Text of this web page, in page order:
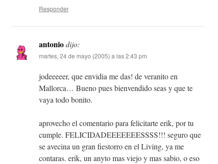
Responder
antoniodijo:
martes, 24 de mayo (2005) a las 2:43 pm
jodeeeeer, que envidia me das! de veranito en
Mallorca… Bueno pues bienvendido seas y que te
vaya todo bonito.
aprovecho el comentario para felicitarte erik, por tu
cumple. FELICIDADEEEEEEESSSS!!! seguro que
se avecina un gran fiestorro en el Living, ya me
contaras. erik, un anyto mas viejo y mas sabio, o eso